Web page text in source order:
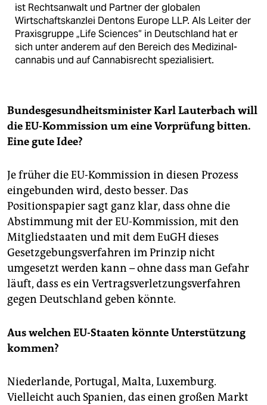
ist Rechts­anwalt und Partner der globalen
Wirtschaftskanzlei Dentons Europe LLP. Als Leiter der
Praxisgruppe „Life ­Sciences“ in Deutschland hat er
sich unter anderem auf den Bereich des Medizinal­
cannabis und auf Cannabisrecht spezialisiert.
Bundesgesundheitsminister Karl Lauterbach will
die EU-Kommission um eine Vorprüfung bitten.
Eine gute Idee?
Je früher die EU-Kommission in diesen Prozess
eingebunden wird, desto besser. Das
Positionspapier sagt ganz klar, dass ohne die
Abstimmung mit der EU-Kommission, mit den
Mitgliedstaaten und mit dem EuGH dieses
Gesetzgebungsverfahren im Prinzip nicht
umgesetzt werden kann – ohne dass man Gefahr
läuft, dass es ein Vertragsverletzungsverfahren
gegen Deutschland geben könnte.
Aus welchen EU-Staaten könnte Unterstützung
kommen?
Niederlande, Portugal, Malta, Luxemburg.
Vielleicht auch Spanien, das einen großen Markt